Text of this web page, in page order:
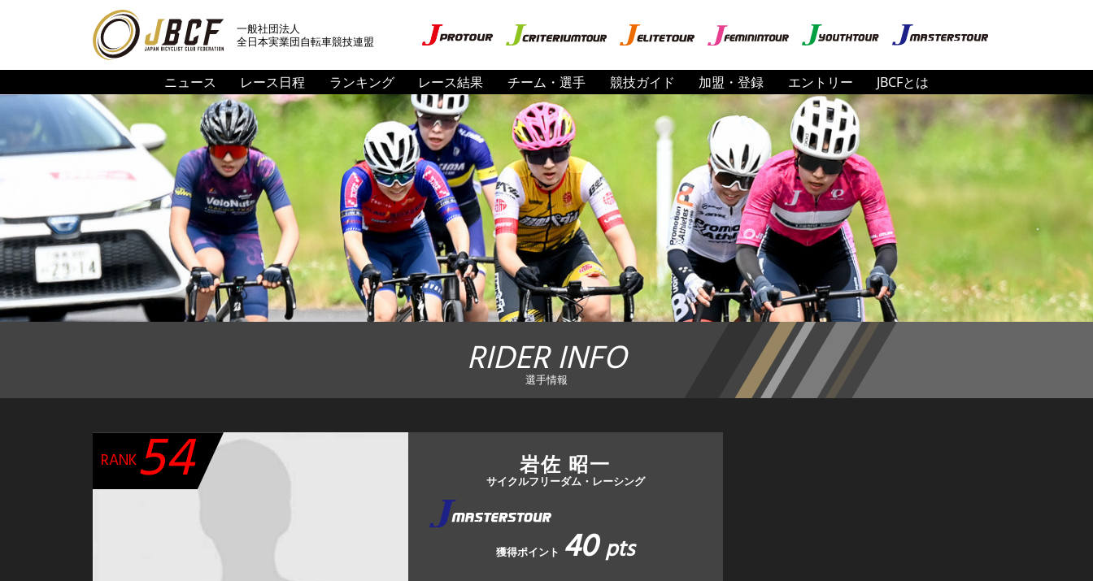
一般社団法人
全日本実業団自転車競技連盟
ニュース レース日程 ランキング レース結果 チーム・選手 競技ガイド 加盟・登録 エントリー JBCFとは
RIDER INFO
選手情報
RANK54 岩佐 昭一
サイクルフリーダム・レーシング
獲得ポイント 40pts